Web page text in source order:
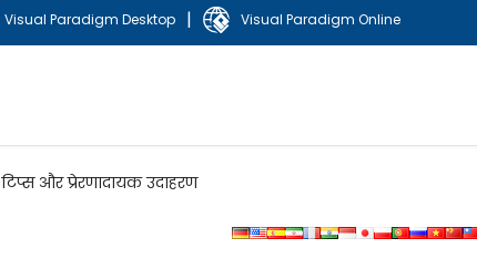
Visual Paradigm Desktop | Visual Paradigm Online
और प्रेरणादायक उदाहरण